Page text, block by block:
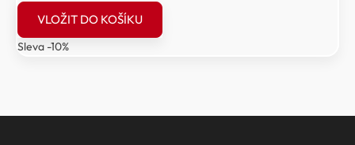
cena
byla:
69
VLOŽIT DO KOŠÍKU
Sleva -10%